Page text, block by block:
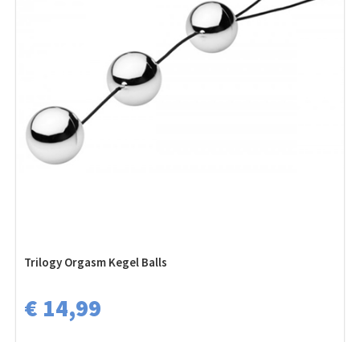
Trilogy Orgasm Kegel Balls
€ 14,99